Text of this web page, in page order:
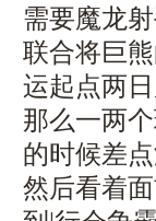
需要魔龙
联合将巨
运起点两
那么一两
的时候差
然后看着